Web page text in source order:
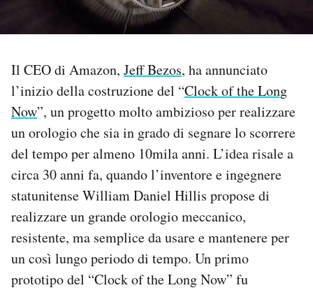
I MIEI PREFERITI
CALENDARIO
Area Personale
Newsletter
Notifiche mobile
Hai bisogno di aiuto?
Esci
Il CEO di Amazon, Jeff Bezos, ha annunciato
l’inizio della costruzione del “Clock of the Long
Now”, un progetto molto ambizioso per realizzare
un orologio che sia in grado di segnare lo scorrere
del tempo per almeno 10mila anni. L’idea risale a
circa 30 anni fa, quando l’inventore e ingegnere
statunitense William Daniel Hillis propose di
realizzare un grande orologio meccanico,
resistente, ma semplice da usare e mantenere per
un così lungo periodo di tempo. Un primo
prototipo del “Clock of the Long Now” fu